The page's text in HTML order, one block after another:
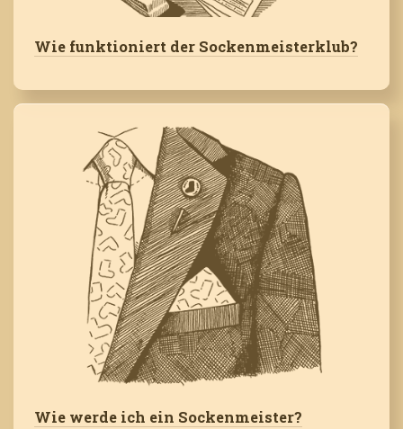
Wie funktioniert der Sockenmeisterklub?
Wie werde ich ein Sockenmeister?